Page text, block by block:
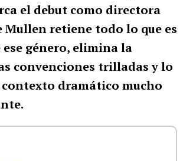
el debut como directora
Mullen retiene todo lo que es
género, elimina la
convenciones trilladas y lo
contexto dramático mucho